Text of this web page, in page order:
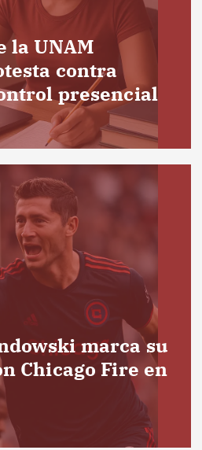
la UNAM
contra
presencial
marca su
Chicago Fire en